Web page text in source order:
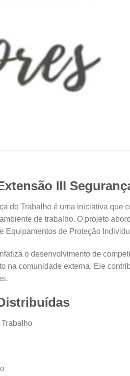
III
do Trabalho é uma iniciativa que
de trabalho. O projeto
Equipamentos de Proteção
o desenvolvimento de
na comunidade externa. Ele